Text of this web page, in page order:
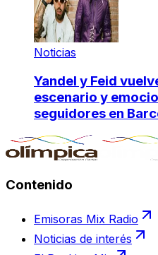
Noticias
Yandel y Feid
escenario y
seguidores en
Contenido
Emisoras Mix Radio
Noticias de interés